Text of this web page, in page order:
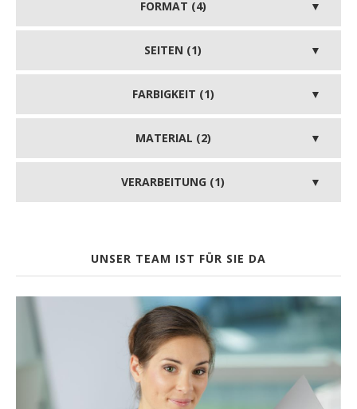
FORMAT (4)
SEITEN (1)
FARBIGKEIT (1)
MATERIAL (2)
VERARBEITUNG (1)
UNSER TEAM IST FÜR SIE DA